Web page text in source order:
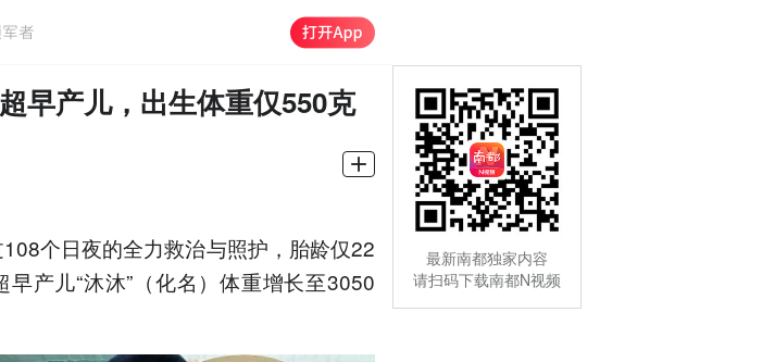
早产儿，出生体重仅550克
个日夜的全力救治与照护，胎龄仅22
产儿“沐沐”（化名）体重增长至3050
最新南都独家内容
请扫码下载南都N视频